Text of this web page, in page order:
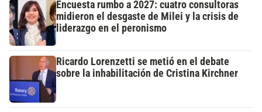
Encuesta rumbo a 2027: cuatro consultoras
midieron el desgaste de Milei y la crisis de
liderazgo en el peronismo
Ricardo Lorenzetti se metió en el debate
sobre la inhabilitación de Cristina Kirchner